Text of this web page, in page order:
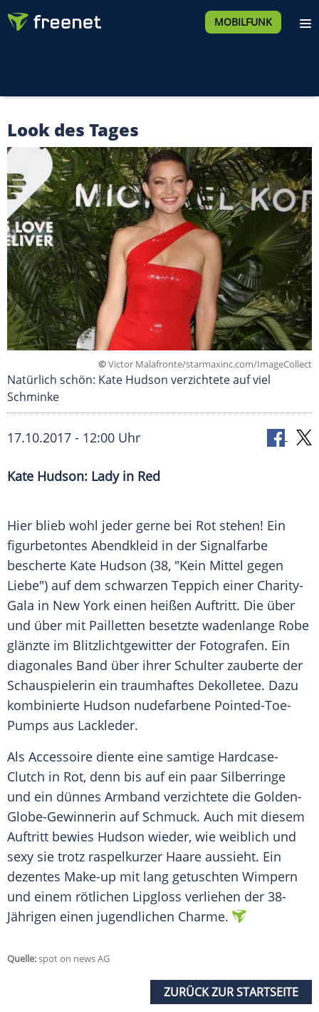
MOBILFUNK
Look des Tages
©Victor Malafronte/starmaxinc.com/ImageCollect
Natürlich schön: Kate Hudson verzichtete auf viel
Schminke
17.10.2017 - 12:00 Uhr
Kate Hudson: Lady in Red
Hier blieb wohl jeder gerne bei Rot stehen! Ein
figurbetontes Abendkleid in der Signalfarbe
bescherte Kate Hudson (38, "Kein Mittel gegen
Liebe") auf dem schwarzen Teppich einer Charity-
Gala in New York einen heißen Auftritt. Die über
und über mit Pailletten besetzte wadenlange Robe
glänzte im Blitzlichtgewitter der Fotografen. Ein
diagonales Band über ihrer Schulter zauberte der
Schauspielerin ein traumhaftes Dekolletee. Dazu
kombinierte Hudson nudefarbene Pointed-Toe-
Pumps aus Lackleder.
Als Accessoire diente eine samtige Hardcase-
Clutch in Rot, denn bis auf ein paar Silberringe
und ein dünnes Armband verzichtete die Golden-
Globe-Gewinnerin auf Schmuck. Auch mit diesem
Auftritt bewies Hudson wieder, wie weiblich und
sexy sie trotz raspelkurzer Haare aussieht. Ein
dezentes Make-up mit lang getuschten Wimpern
und einem rötlichen Lipgloss verliehen der 38-
Jährigen einen jugendlichen Charme.
Quelle:spot on news AG
ZURÜCK ZUR STARTSEITE